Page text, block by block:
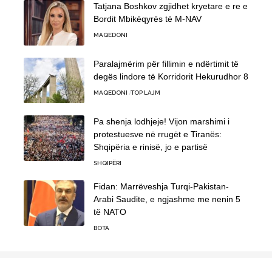
Tatjana Boshkov zgjidhet kryetare e re e
Bordit Mbikëqyrës të M-NAV
MAQEDONI
Paralajmërim për fillimin e ndërtimit të
degës lindore të Korridorit Hekurudhor 8
MAQEDONI TOP LAJM
Pa shenja lodhjeje! Vijon marshimi i
protestuesve në rrugët e Tiranës:
Shqipëria e rinisë, jo e partisë
SHQIPËRI
Fidan: Marrëveshja Turqi-Pakistan-
Arabi Saudite, e ngjashme me nenin 5
të NATO
BOTA